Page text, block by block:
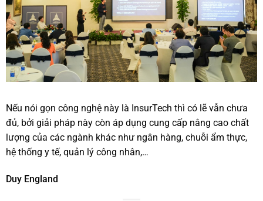
Nếu nói gọn công nghệ này là InsurTech thì có lẽ vẫn chưa
đủ, bởi giải pháp này còn áp dụng cung cấp nâng cao chất
lượng của các ngành khác như ngân hàng, chuỗi ẩm thực,
hệ thống y tế, quản lý công nhân,…
Duy England